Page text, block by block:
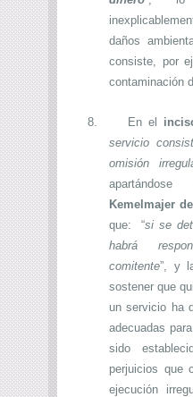
daños
consiste, por
contaminación
8. En el
servicio
omisión
Kemelmajer
que: “si se
habrá
comitente”, y
sostener que
un servicio ha
adecuadas
sido
perjuicios que
ejecución